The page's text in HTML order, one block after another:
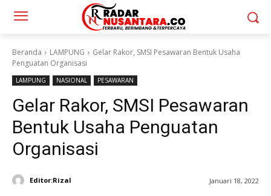
Beranda LAMPUNG
Gelar Rakor, SMSI Pesawaran Bentuk Usaha
Penguatan Organisasi
LAMPUNG NASIONAL PESAWARAN
Gelar Rakor, SMSI Pesawaran
Bentuk Usaha Penguatan
Organisasi
Editor:Rizal Januari 18, 2022